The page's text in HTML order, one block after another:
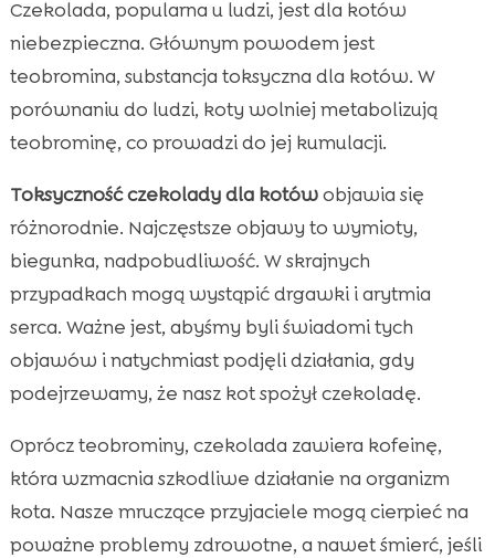
Czekolada, popularna u ludzi, jest dla kotów
niebezpieczna. Głównym powodem jest
teobromina, substancja toksyczna dla kotów. W
porównaniu do ludzi, koty wolniej metabolizują
teobrominę, co prowadzi do jej kumulacji.
Toksyczność czekolady dla kotówobjawia się
różnorodnie. Najczęstsze objawy to wymioty,
biegunka, nadpobudliwość. W skrajnych
przypadkach mogą wystąpić drgawki i arytmia
serca. Ważne jest, abyśmy byli świadomi tych
objawów i natychmiast podjęli działania, gdy
podejrzewamy, że nasz kot spożył czekoladę.
Oprócz teobrominy, czekolada zawiera kofeinę,
która wzmacnia szkodliwe działanie na organizm
kota. Nasze mruczące przyjaciele mogą cierpieć na
poważne problemy zdrowotne, a nawet śmierć, jeśli